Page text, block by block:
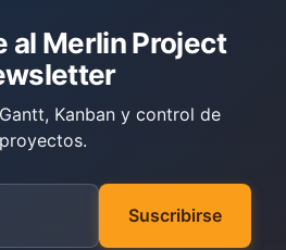
al Merlin Project
Kanban y control de
proyectos.
Suscribirse